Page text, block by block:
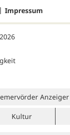
Impressum
Anzeiger
Kultur